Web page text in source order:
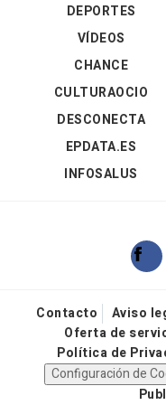
DEPORTES
VÍDEOS
CHANCE
CULTURAOCIO
DESCONECTA
EPDATA.ES
INFOSALUS
Contacto Aviso
Oferta de
Política de
Configuración de